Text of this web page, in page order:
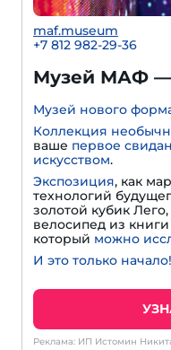
maf.museum
+7 812 982-29-36
Музей МАФ —
Музей нового
Коллекция
ваше первое
искусством.
Экспозиция, как
технологий
золотой кубик
велосипед из
который можно
И это только начало!
Реклама: ИП Истомин